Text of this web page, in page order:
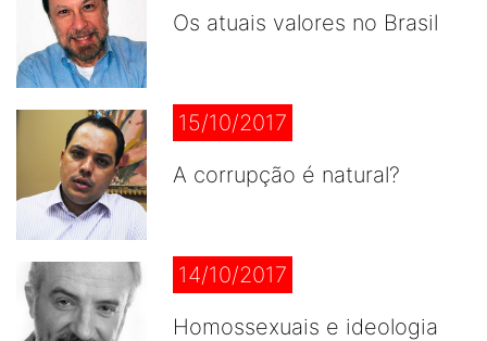
Os atuais valores no Brasil
15/10/2017
A corrupção é natural?
14/10/2017
Homossexuais e ideologia